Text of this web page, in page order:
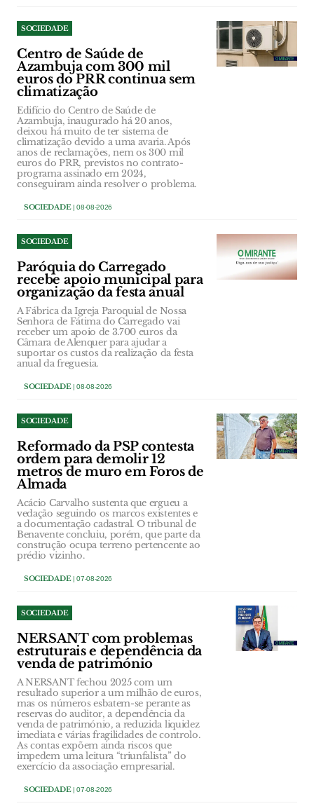
SOCIEDADE
Centro de Saúde de
Azambuja com 300 mil
euros do PRR continua sem
climatização
Edifício do Centro de Saúde de
Azambuja, inaugurado há 20 anos,
deixou há muito de ter sistema de
climatização devido a uma avaria. Após
anos de reclamações, nem os 300 mil
euros do PRR, previstos no contrato-
programa assinado em 2024,
conseguiram ainda resolver o problema.
SOCIEDADE| 08-08-2026
SOCIEDADE
Paróquia do Carregado
recebe apoio municipal para
organização da festa anual
A Fábrica da Igreja Paroquial de Nossa
Senhora de Fátima do Carregado vai
receber um apoio de 3.700 euros da
Câmara de Alenquer para ajudar a
suportar os custos da realização da festa
anual da freguesia.
SOCIEDADE| 08-08-2026
SOCIEDADE
Reformado da PSP contesta
ordem para demolir 12
metros de muro em Foros de
Almada
Acácio Carvalho sustenta que ergueu a
vedação seguindo os marcos existentes e
a documentação cadastral. O tribunal de
Benavente concluiu, porém, que parte da
construção ocupa terreno pertencente ao
prédio vizinho.
SOCIEDADE| 07-08-2026
SOCIEDADE
NERSANT com problemas
estruturais e dependência da
venda de património
A NERSANT fechou 2025 com um
resultado superior a um milhão de euros,
mas os números esbatem-se perante as
reservas do auditor, a dependência da
venda de património, a reduzida liquidez
imediata e várias fragilidades de controlo.
As contas expõem ainda riscos que
impedem uma leitura “triunfalista” do
exercício da associação empresarial.
SOCIEDADE| 07-08-2026